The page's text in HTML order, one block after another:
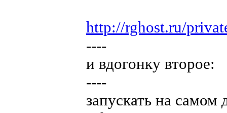
http://rghost.ru/
----
и вдогонку второе:
----
запускать на самом